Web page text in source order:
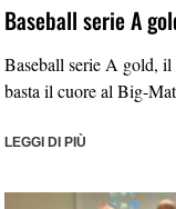
Baseball serie A
Baseball serie A gold,
basta il cuore al Big-
LEGGI DI PIÙ